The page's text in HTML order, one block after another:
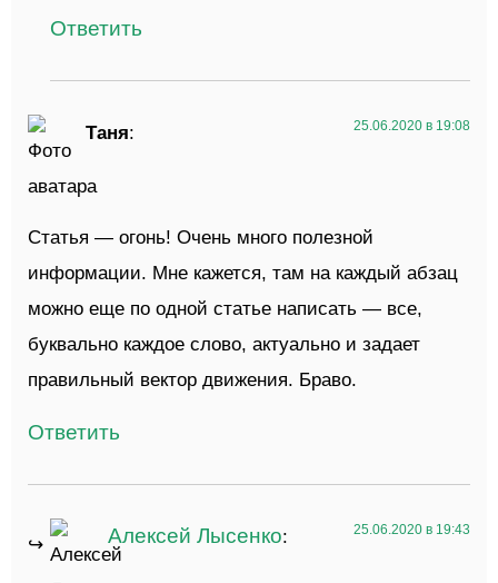
Ответить
Таня: 25.06.2020 в 19:08
Статья — огонь! Очень много полезной
информации. Мне кажется, там на каждый абзац
можно еще по одной статье написать — все,
буквально каждое слово, актуально и задает
правильный вектор движения. Браво.
Ответить
Алексей Лысенко: 25.06.2020 в 19:43